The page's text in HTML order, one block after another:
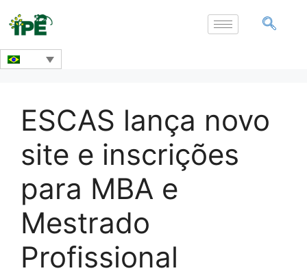
ESCAS lança novo
site e inscrições
para MBA e
Mestrado
Profissional